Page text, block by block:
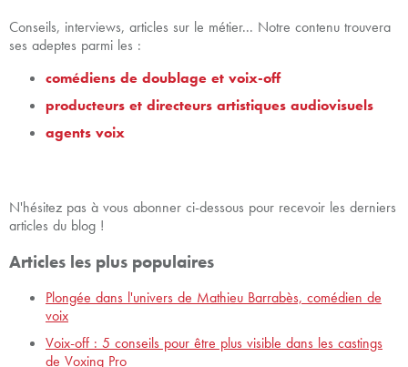
Conseils, interviews, articles sur le métier... Notre contenu trouvera
ses adeptes parmi les :
comédiens de doublage et voix-off
producteurs et directeurs artistiques audiovisuels
agents voix
N'hésitez pas à vous abonner ci-dessous pour recevoir les derniers
articles du blog !
Articles les plus populaires
Plongée dans l'univers de Mathieu Barrabès, comédien de
voix
Voix-off : 5 conseils pour être plus visible dans les castings
de Voxing Pro